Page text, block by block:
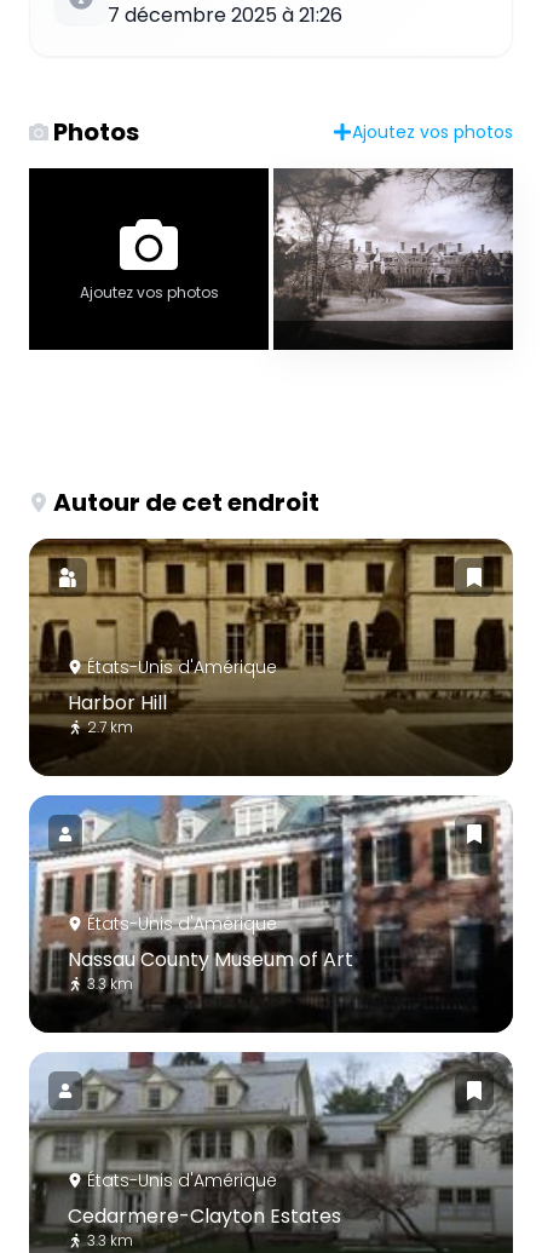
7 décembre 2025 à 21:26
Photos Ajoutez vos photos
Ajoutez vos photos
Autour de cet endroit
États-Unis d'Amérique
Harbor Hill
2.7 km
États-Unis d'Amérique
Nassau County Museum of Art
3.3 km
États-Unis d'Amérique
Cedarmere-Clayton Estates
3.3 km